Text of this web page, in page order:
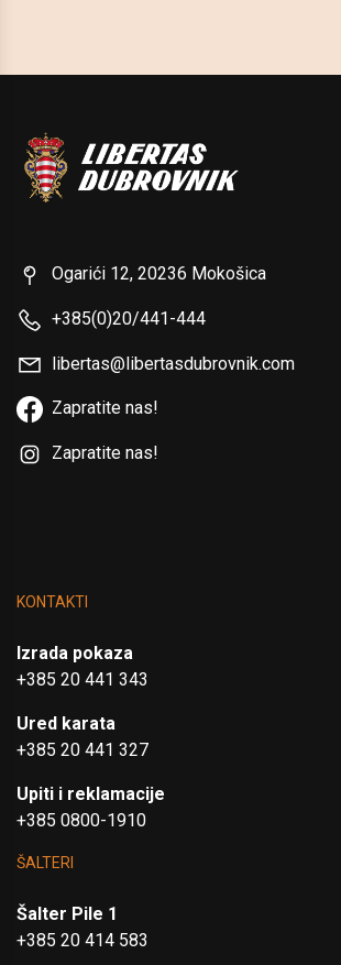
Ogarići 12, 20236 Mokošica
+385(0)20/441-444
libertas@libertasdubrovnik.com
Zapratite nas!
Zapratite nas!
KONTAKTI
Izrada pokaza
+385 20 441 343
Ured karata
+385 20 441 327
Upiti i reklamacije
+385 0800-1910
ŠALTERI
Šalter Pile 1
+385 20 414 583